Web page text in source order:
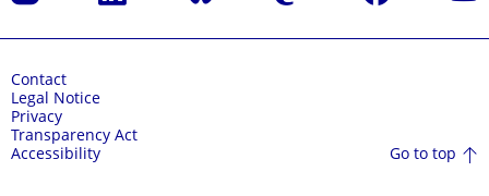
Contact
Legal Notice
Privacy
Transparency Act
Accessibility
Go to top